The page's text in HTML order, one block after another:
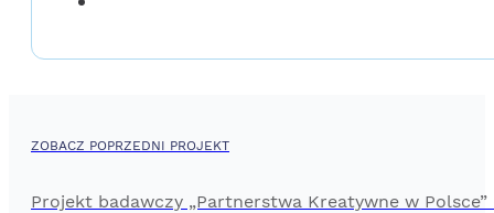
ZOBACZ POPRZEDNI PROJEKT
Projekt badawczy „Partnerstwa Kreatywne w Polsce”